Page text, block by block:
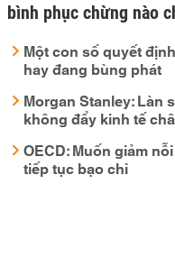
bình phục chừng nào
Một con số quyết
hay đang bùng phát
Morgan Stanley: Làn
không đẩy kinh tế
OECD: Muốn giảm
tiếp tục bạo chi